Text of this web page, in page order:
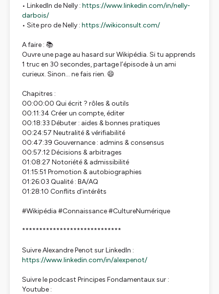
• LinkedIn de Nelly : https://www.linkedin.com/in/nelly-
darbois/
• Site pro de Nelly : https://wikiconsult.com/
A faire : 📚
Ouvre une page au hasard sur Wikipédia. Si tu apprends
1 truc en 30 secondes, partage l’épisode à un ami
curieux. Sinon… ne fais rien. 😄
Chapitres :
00:00:00 Qui écrit ? rôles & outils
00:11:34 Créer un compte, éditer
00:18:33 Débuter : aides & bonnes pratiques
00:24:57 Neutralité & vérifiabilité
00:47:39 Gouvernance : admins & consensus
00:57:12 Décisions & arbitrages
01:08:27 Notoriété & admissibilité
01:15:51 Promotion & autobiographies
01:26:03 Qualité : BA/AQ
01:28:10 Conflits d’intérêts
#Wikipédia #Connaissance #CultureNumérique
*****************************
Suivre Alexandre Penot sur LinkedIn :
https://www.linkedin.com/in/alexpenot/
Suivre le podcast Principes Fondamentaux sur :
Youtube :